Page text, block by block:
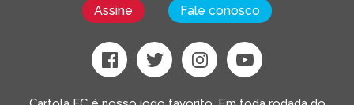
Assine Fale conosco